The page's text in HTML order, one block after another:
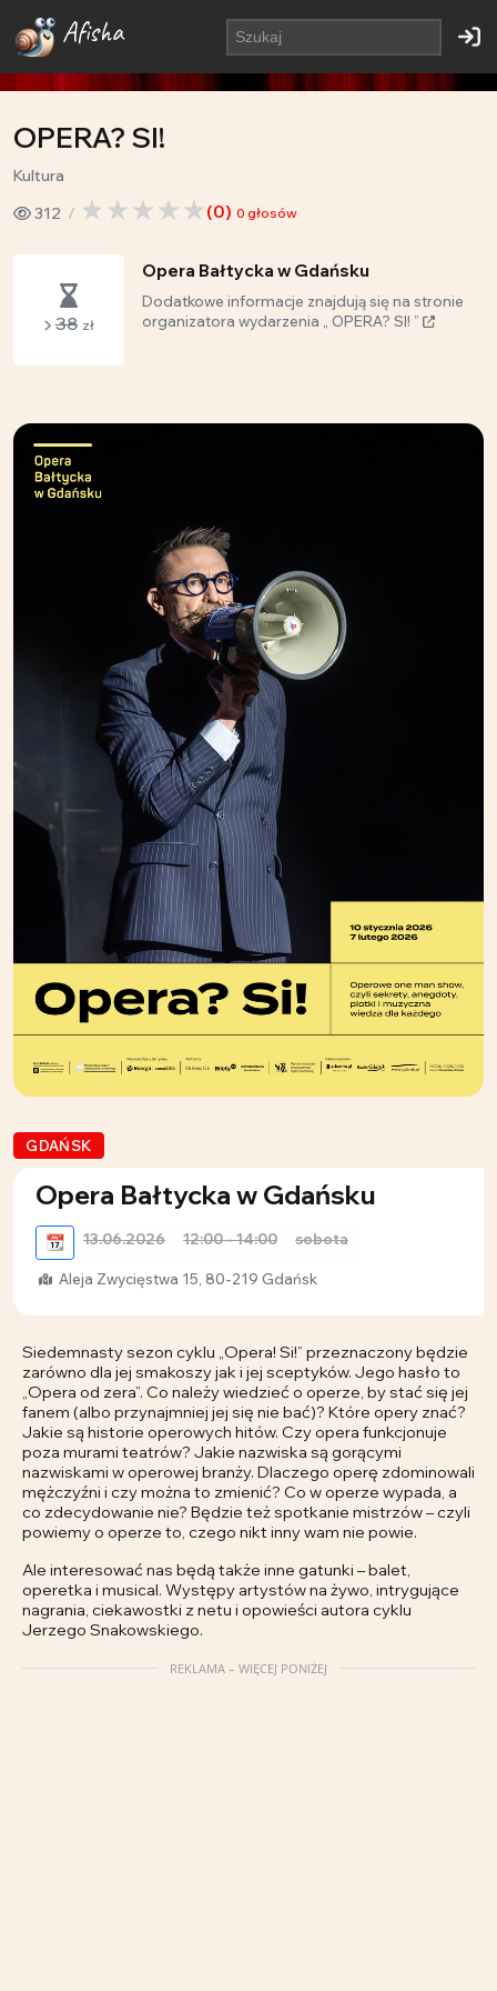
Afisha
OPERA? SI!
Kultura
312
(0) 0 głosów
38 zł
Opera Bałtycka w Gdańsku
Dodatkowe informacje znajdują się na stronie
organizatora wydarzenia „ OPERA? SI! ”
GDAŃSK
Opera Bałtycka w Gdańsku
📆 13.06.2026 12:00 - 14:00 sobota
Aleja Zwycięstwa 15, 80-219 Gdańsk
Siedemnasty sezon cyklu „Opera! Si!” przeznaczony będzie
zarówno dla jej smakoszy jak i jej sceptyków. Jego hasło to
„Opera od zera”. Co należy wiedzieć o operze, by stać się jej
fanem (albo przynajmniej jej się nie bać)? Które opery znać?
Jakie są historie operowych hitów. Czy opera funkcjonuje
poza murami teatrów? Jakie nazwiska są gorącymi
nazwiskami w operowej branży. Dlaczego operę zdominowali
mężczyźni i czy można to zmienić? Co w operze wypada, a
co zdecydowanie nie? Będzie też spotkanie mistrzów – czyli
powiemy o operze to, czego nikt inny wam nie powie.
Ale interesować nas będą także inne gatunki – balet,
operetka i musical. Występy artystów na żywo, intrygujące
nagrania, ciekawostki z netu i opowieści autora cyklu
Jerzego Snakowskiego.
REKLAMA – WIĘCEJ PONIŻEJ